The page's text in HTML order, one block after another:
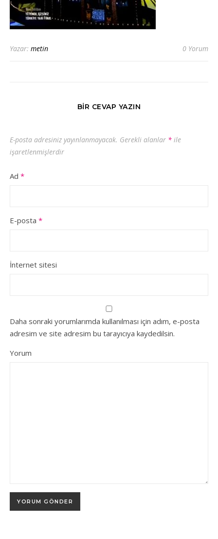
Yazar: metin 0 Yorum
BIR CEVAP YAZIN
E-posta adresiniz yayınlanmayacak. Gerekli alanlar * ile
işaretlenmişlerdir
Ad *
E-posta *
İnternet sitesi
Daha sonraki yorumlarımda kullanılması için adım, e-posta
adresim ve site adresim bu tarayıcıya kaydedilsin.
Yorum